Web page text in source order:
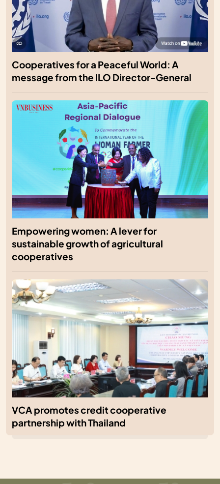
Cooperatives for a Peaceful World: A
message from the ILO Director-General
Empowering women: A lever for
sustainable growth of agricultural
cooperatives
VCA promotes credit cooperative
partnership with Thailand